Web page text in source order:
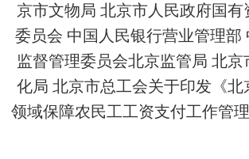
参与调查 在线访谈
走进北京
京市文物局 北京市人民政府国有
委员会 中国人民银行营业管理部
监督管理委员会北京监管局 北京
化局 北京市总工会关于印发《北
领域保障农民工工资支付工作管